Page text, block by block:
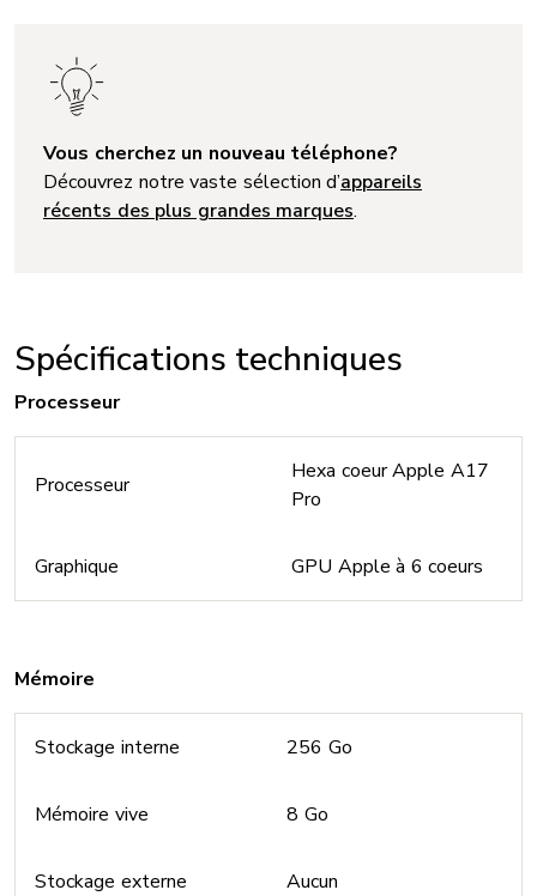
Vous cherchez un nouveau téléphone?
Découvrez notre vaste sélection d’appareils
récents des plus grandes marques.
Spécifications techniques
Processeur
Processeur
Hexa coeur Apple A17
Pro
Graphique GPU Apple à 6 coeurs
Mémoire
Stockage interne 256 Go
Mémoire vive 8 Go
Stockage externe Aucun